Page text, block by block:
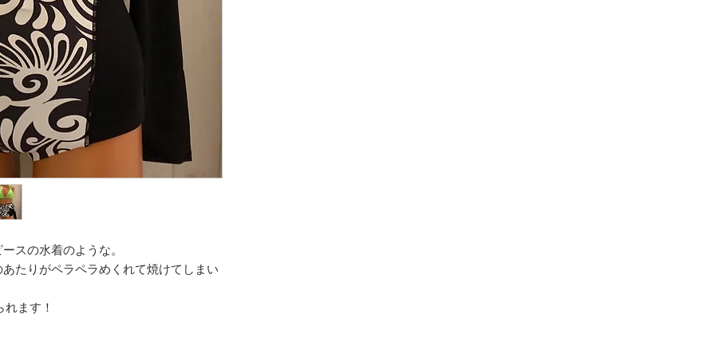
スの水着のような。
たりがペラペラめくれて焼けてしまい
ます！